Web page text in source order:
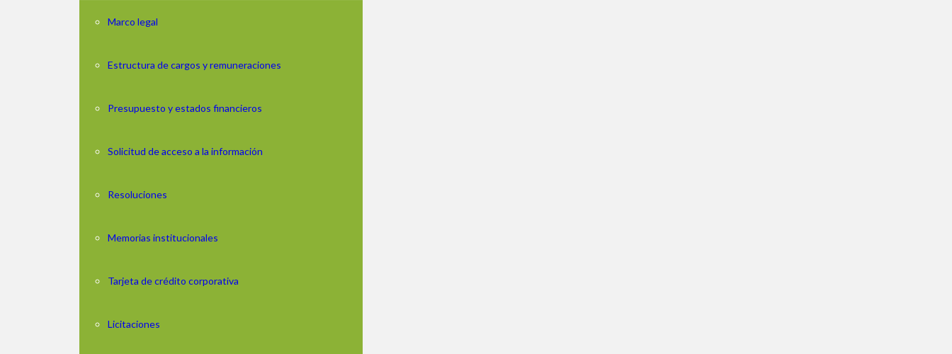
Marco legal
Estructura de cargos y remuneraciones
Presupuesto y estados financieros
Solicitud de acceso a la información
Resoluciones
Memorias institucionales
Tarjeta de crédito corporativa
Licitaciones